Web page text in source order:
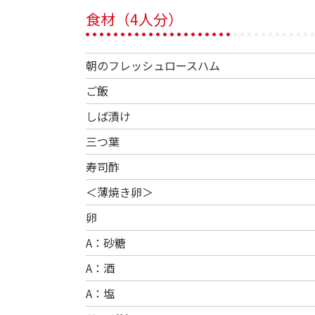
食材（4人分）
朝のフレッシュロースハム
ご飯
しば漬け
三つ葉
寿司酢
＜薄焼き卵＞
卵
A：砂糖
A：酒
A：塩